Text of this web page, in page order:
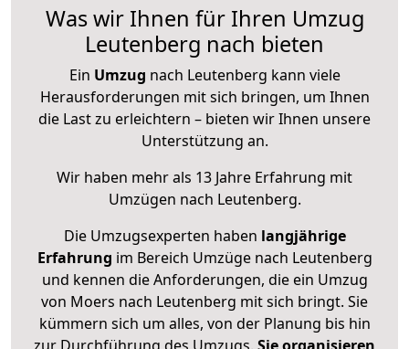
Was wir Ihnen für Ihren Umzug
Leutenberg nach bieten
Ein Umzug nach Leutenberg kann viele
Herausforderungen mit sich bringen, um Ihnen
die Last zu erleichtern – bieten wir Ihnen unsere
Unterstützung an.
Wir haben mehr als 13 Jahre Erfahrung mit
Umzügen nach Leutenberg.
Die Umzugsexperten haben langjährige
Erfahrung im Bereich Umzüge nach Leutenberg
und kennen die Anforderungen, die ein Umzug
von Moers nach Leutenberg mit sich bringt. Sie
kümmern sich um alles, von der Planung bis hin